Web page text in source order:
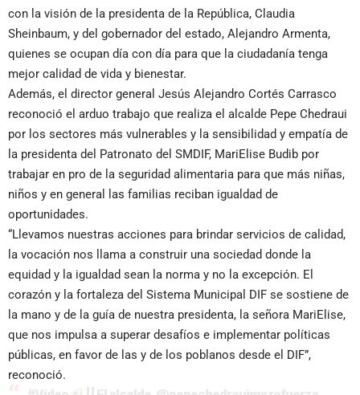
con la visión de la presidenta de la República, Claudia
Sheinbaum, y del gobernador del estado, Alejandro Armenta,
quienes se ocupan día con día para que la ciudadanía tenga
mejor calidad de vida y bienestar.
Además, el director general Jesús Alejandro Cortés Carrasco
reconoció el arduo trabajo que realiza el alcalde Pepe Chedraui
por los sectores más vulnerables y la sensibilidad y empatía de
la presidenta del Patronato del SMDIF, MariElise Budib por
trabajar en pro de la seguridad alimentaria para que más niñas,
niños y en general las familias reciban igualdad de
oportunidades.
“Llevamos nuestras acciones para brindar servicios de calidad,
la vocación nos llama a construir una sociedad donde la
equidad y la igualdad sean la norma y no la excepción. El
corazón y la fortaleza del Sistema Municipal DIF se sostiene de
la mano y de la guía de nuestra presidenta, la señora MariElise,
que nos impulsa a superar desafíos e implementar políticas
públicas, en favor de las y de los poblanos desde el DIF”,
reconoció.